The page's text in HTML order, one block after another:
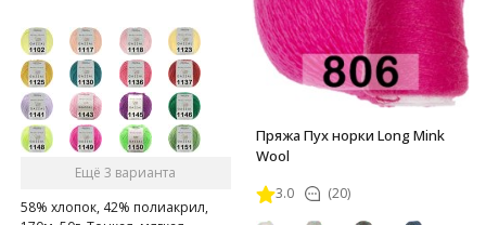
Ещё 3 варианта
58% хлопок, 42% полиакрил,
Пряжа Пух норки Long Mink
Wool
3.0 (20)